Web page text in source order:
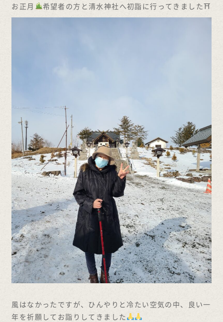
お正月 希望者の方と清水神社へ初詣に行ってきました⛩
風はなかったですが、ひんやりと冷たい空気の中、良い一
年を祈願してお詣りしてきました